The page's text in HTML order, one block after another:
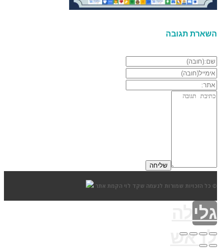
השארת תגובה
© כל הזכויות שמורות לנעמה שקד לוי הקמת אתר
גלילה
לראש